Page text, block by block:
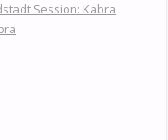
Session: Kabra